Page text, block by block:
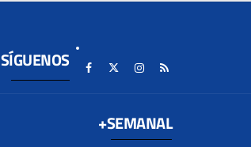
SÍGUENOS
+SEMANAL